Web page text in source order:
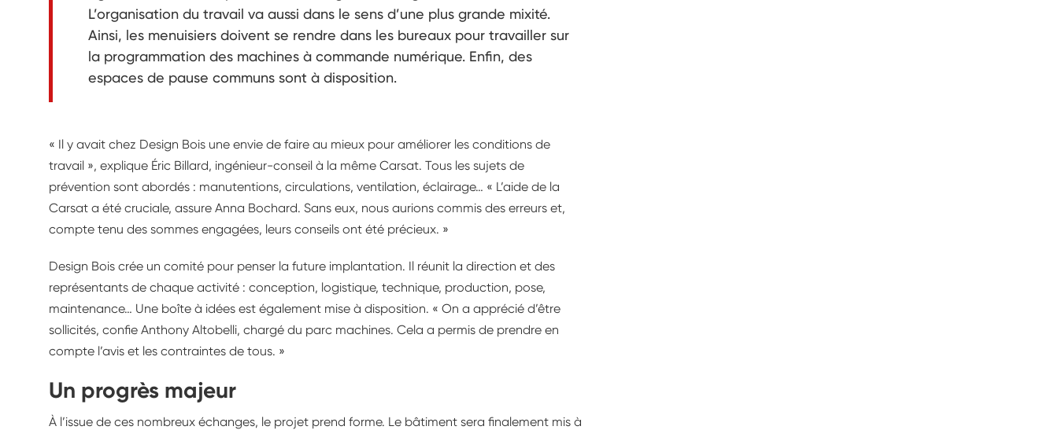
L’organisation du travail va aussi dans le sens d’une plus grande mixité.
Ainsi, les menuisiers doivent se rendre dans les bureaux pour travailler sur
la programmation des machines à commande numérique. Enfin, des
espaces de pause communs sont à disposition.
« Il y avait chez Design Bois une envie de faire au mieux pour améliorer les conditions de
travail », explique Éric Billard, ingénieur-conseil à la même Carsat. Tous les sujets de
prévention sont abordés : manutentions, circulations, ventilation, éclairage… « L’aide de la
Carsat a été cruciale, assure Anna Bochard. Sans eux, nous aurions commis des erreurs et,
compte tenu des sommes engagées, leurs conseils ont été précieux. »
Design Bois crée un comité pour penser la future implantation. Il réunit la direction et des
représentants de chaque activité : conception, logistique, technique, production, pose,
maintenance… Une boîte à idées est également mise à disposition. « On a apprécié d’être
sollicités, confie Anthony Altobelli, chargé du parc machines. Cela a permis de prendre en
compte l’avis et les contraintes de tous. »
Un progrès majeur
À l’issue de ces nombreux échanges, le projet prend forme. Le bâtiment sera finalement mis à